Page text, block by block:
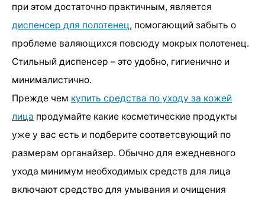
при этом достаточно практичным, является
диспенсер для полотенец, помогающий забыть о
проблеме валяющихся повсюду мокрых полотенец.
Стильный диспенсер – это удобно, гигиенично и
минималистично.
Прежде чем купить средства по уходу за кожей
лица продумайте какие косметические продукты
уже у вас есть и подберите соответсвующий по
размерам органайзер. Обычно для ежедневного
ухода минимум необходимых средств для лица
включают средство для умывания и очищения